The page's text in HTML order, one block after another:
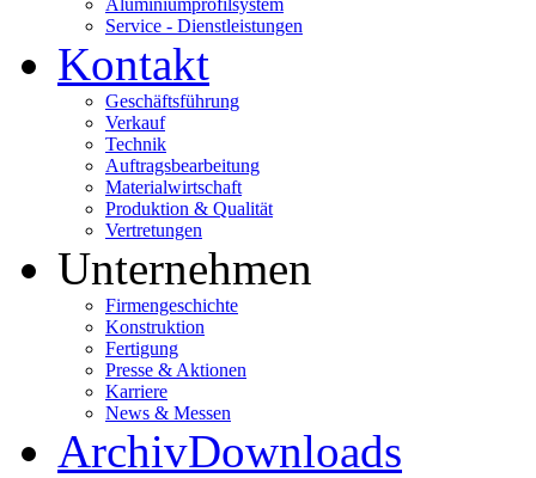
Aluminiumprofilsystem
Service - Dienstleistungen
Kontakt
Geschäftsführung
Verkauf
Technik
Auftragsbearbeitung
Materialwirtschaft
Produktion & Qualität
Vertretungen
Unternehmen
Firmengeschichte
Konstruktion
Fertigung
Presse & Aktionen
Karriere
News & Messen
ArchivDownloads